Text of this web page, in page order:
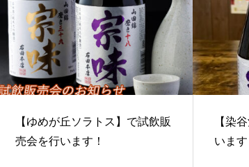
【ゆめが丘ソラトス】で試飲販
売会を行います！
【染
いま